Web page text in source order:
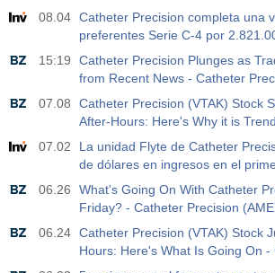
08.04 Catheter Precision completa una
preferentes Serie C-4 por
15:19
Catheter Precision Plunges as
from Recent News - Catheter
07.08
Catheter Precision (VTAK) Stock
After-Hours: Here's Why it is
07.02
La unidad Flyte de Catheter
de dólares en ingresos en el
06.26
What's Going On With Catheter
Friday? - Catheter Precision
06.24 Catheter Precision (VTAK) Stock
Hours: Here's What Is Going On -